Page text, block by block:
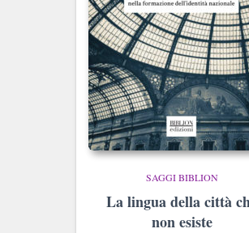
SAGGI BIBLION
La lingua della città
non esiste